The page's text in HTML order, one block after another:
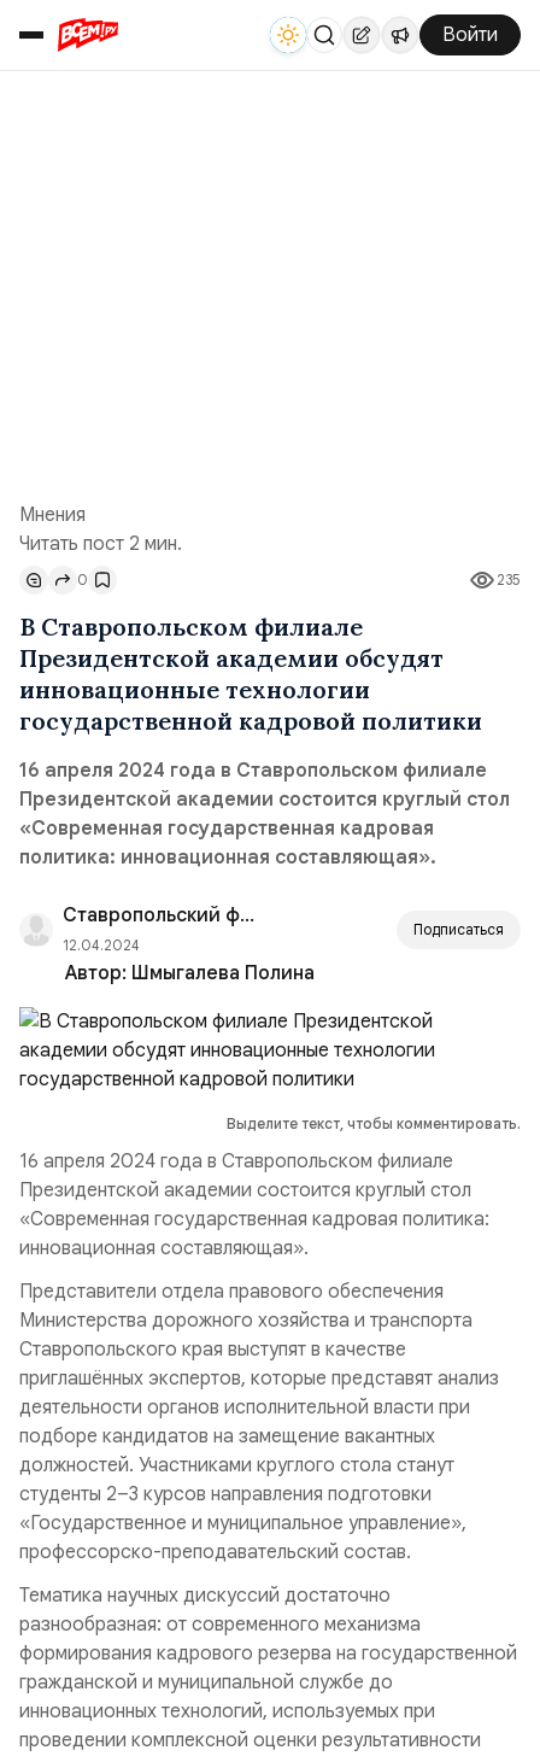
Войти
Мнения
Читать пост 2 мин.
235
0
В Ставропольском филиале
Президентской академии обсудят
инновационные технологии
государственной кадровой политики
16 апреля 2024 года в Ставропольском филиале
Президентской академии состоится круглый стол
«Современная государственная кадровая
политика: инновационная составляющая».
Ставропольский филиал РАНХиГС
12.04.2024
Подписаться
Автор: Шмыгалева Полина
Выделите текст, чтобы комментировать.
16 апреля 2024 года в Ставропольском филиале
Президентской академии состоится круглый стол
«Современная государственная кадровая политика:
инновационная составляющая».
Представители отдела правового обеспечения
Министерства дорожного хозяйства и транспорта
Ставропольского края выступят в качестве
приглашённых экспертов, которые представят анализ
деятельности органов исполнительной власти при
подборе кандидатов на замещение вакантных
должностей. Участниками круглого стола станут
студенты 2–3 курсов направления подготовки
«Государственное и муниципальное управление»,
профессорско-преподавательский состав.
Тематика научных дискуссий достаточно
разнообразная: от современного механизма
формирования кадрового резерва на государственной
гражданской и муниципальной службе до
инновационных технологий, используемых при
проведении комплексной оценки результативности